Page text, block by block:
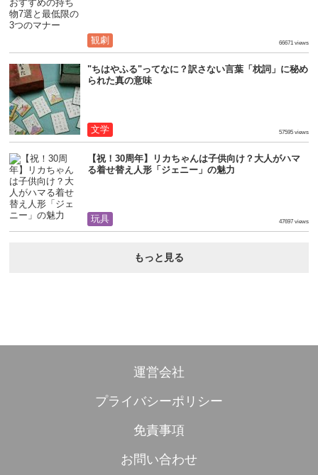
観劇 66671 views
"ちはやふる"ってなに？訳さない言葉「枕詞」に秘め
られた真の意味
文学 57595 views
【祝！30周年】リカちゃんは子供向け？大人がハマ
る着せ替え人形「ジェニー」の魅力
玩具 47697 views
もっと見る
運営会社
プライバシーポリシー
免責事項
お問い合わせ